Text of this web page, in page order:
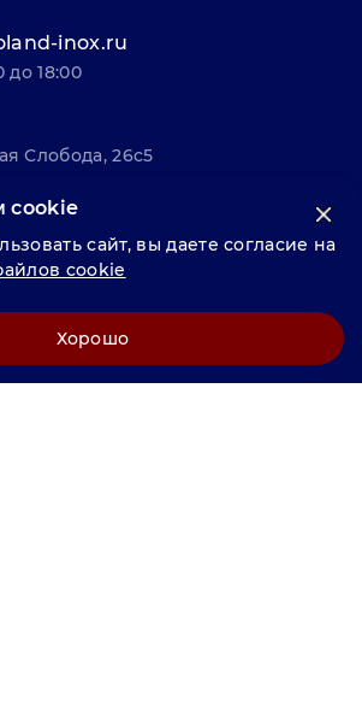
inox.ru
до 18:00
Слобода, 26с5
2025, Разработка и комплексное
"
cookie
сайт, вы даете согласие на
cookie
Хорошо